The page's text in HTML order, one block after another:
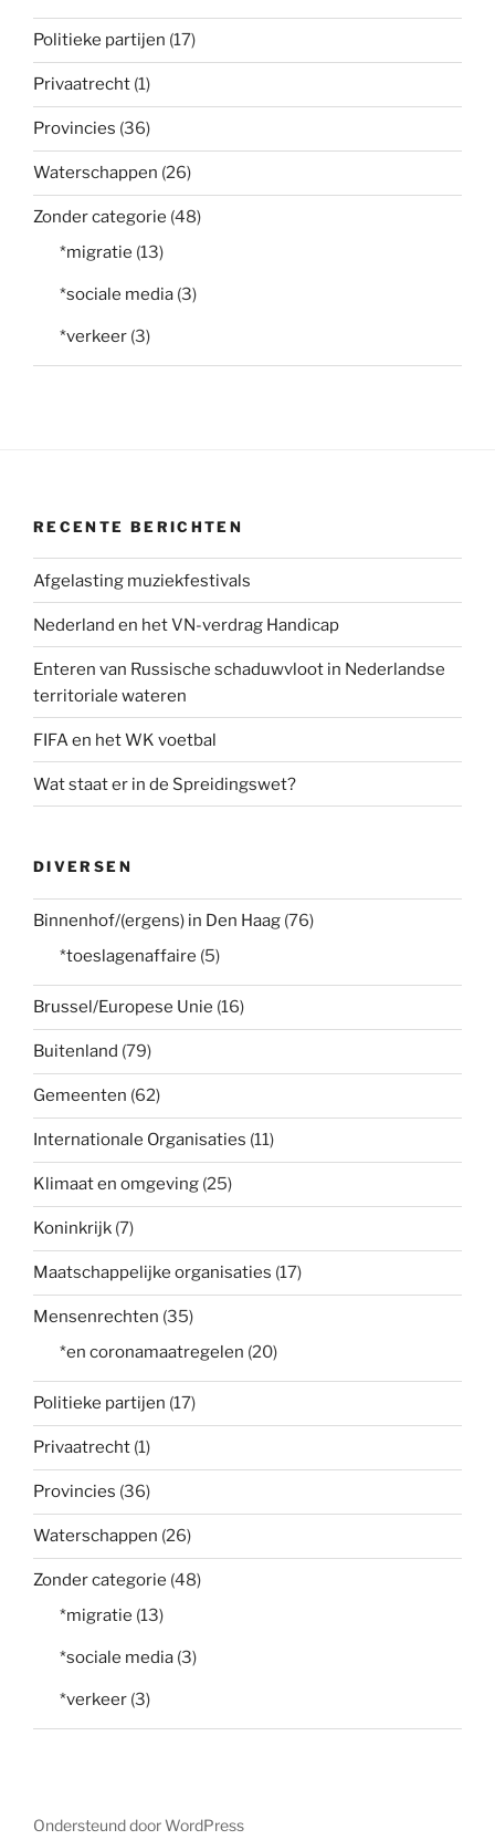
Politieke partijen (17)
Privaatrecht (1)
Provincies (36)
Waterschappen (26)
Zonder categorie (48)
*migratie (13)
*sociale media (3)
*verkeer (3)
RECENTE BERICHTEN
Afgelasting muziekfestivals
Nederland en het VN-verdrag Handicap
Enteren van Russische schaduwvloot in Nederlandse
territoriale wateren
FIFA en het WK voetbal
Wat staat er in de Spreidingswet?
DIVERSEN
Binnenhof/(ergens) in Den Haag (76)
*toeslagenaffaire (5)
Brussel/Europese Unie (16)
Buitenland (79)
Gemeenten (62)
Internationale Organisaties (11)
Klimaat en omgeving (25)
Koninkrijk (7)
Maatschappelijke organisaties (17)
Mensenrechten (35)
*en coronamaatregelen (20)
Politieke partijen (17)
Privaatrecht (1)
Provincies (36)
Waterschappen (26)
Zonder categorie (48)
*migratie (13)
*sociale media (3)
*verkeer (3)
Ondersteund door WordPress